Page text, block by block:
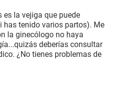
es la vejiga que puede
has tenido varios partos). Me
la ginecólogo no haya
deberías consultar
¿No tienes problemas de